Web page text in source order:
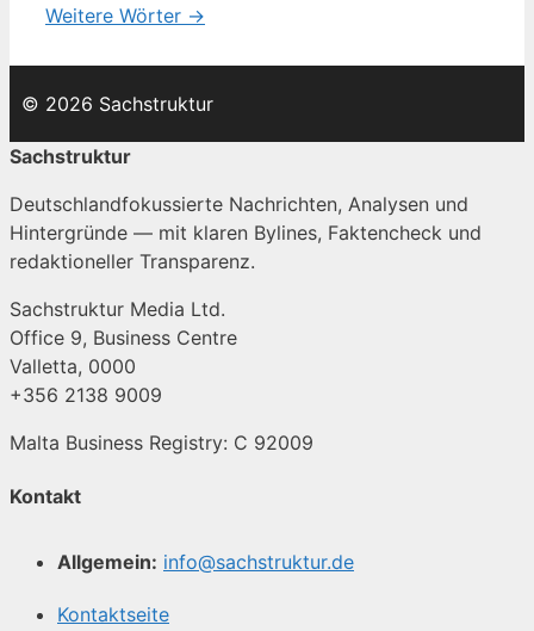
Weitere Wörter →
© 2026 Sachstruktur
Sachstruktur
Deutschlandfokussierte Nachrichten, Analysen und
Hintergründe — mit klaren Bylines, Faktencheck und
redaktioneller Transparenz.
Sachstruktur Media Ltd.
Office 9, Business Centre
Valletta, 0000
+356 2138 9009
Malta Business Registry: C 92009
Kontakt
Allgemein: info@sachstruktur.de
Kontaktseite